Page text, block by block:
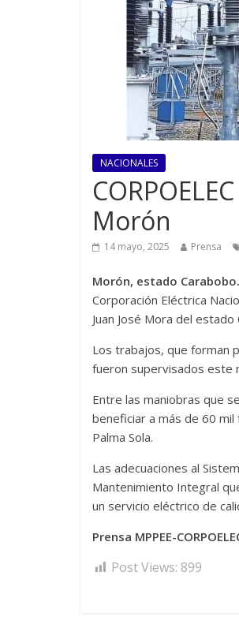
NACIONALES
Morón
14 mayo, 2025 Prensa
Morón, estado
Corporación Eléctrica
Juan José Mora del estado
Los trabajos, que forman
fueron supervisados este
Entre las maniobras que
beneficiar a más de 60 mil
Palma Sola.
Las adecuaciones al
Mantenimiento Integral
un servicio eléctrico de
Prensa MPPEE-
Post Views: 899